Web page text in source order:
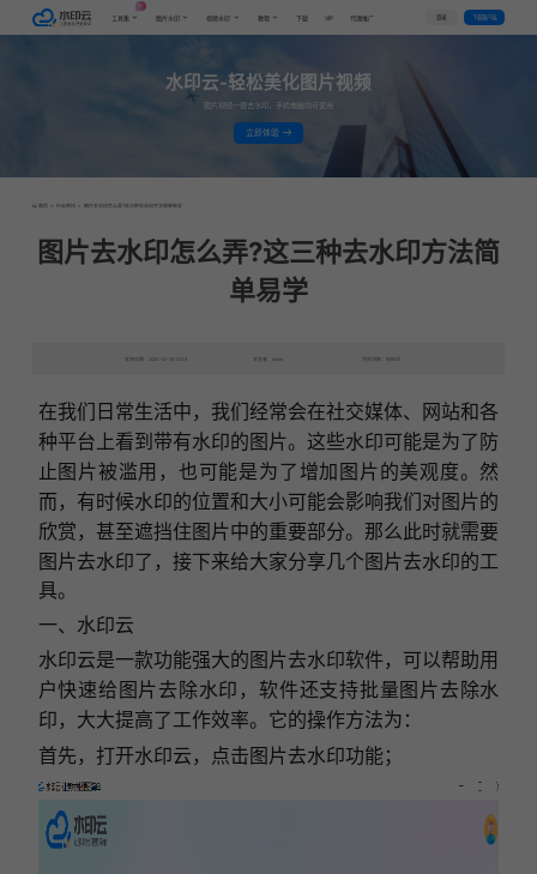
工具集 图片水印 视频水印 教程 下载 VIP 代理推广 登录 下载客户端
水印云-轻松美化图片视频
图片视频一键去水印，手机电脑均可使用
立即体验
首页 > 行业资讯 > 图片去水印怎么弄?这三种去水印方法简单易学
图片去水印怎么弄?这三种去水印方法简
单易学
发布日期：2024-02-06 10:45 发表者：caijie 浏览次数：9095次
在我们日常生活中，我们经常会在社交媒体、网站和各
种平台上看到带有水印的图片。这些水印可能是为了防
止图片被滥用，也可能是为了增加图片的美观度。然
而，有时候水印的位置和大小可能会影响我们对图片的
欣赏，甚至遮挡住图片中的重要部分。那么此时就需要
图片去水印了，接下来给大家分享几个图片去水印的工
具。
一、水印云
水印云是一款功能强大的图片去水印软件，可以帮助用
户快速给图片去除水印，软件还支持批量 图片去除水
印 ，大大提高了工作效率。它的操作方法为：
首先，打开水印云，点击图片去水印功能；